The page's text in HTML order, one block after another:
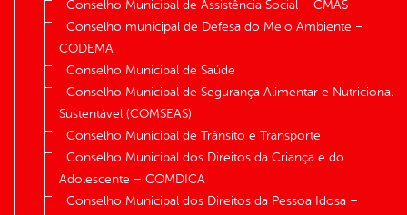
Conselho Municipal de Assistência Social – CMAS
Conselho municipal de Defesa do Meio Ambiente –
CODEMA
Conselho Municipal de Saúde
Conselho Municipal de Segurança Alimentar e Nutricional
Sustentável (COMSEAS)
Conselho Municipal de Trânsito e Transporte
Conselho Municipal dos Direitos da Criança e do
Adolescente – COMDICA
Conselho Municipal dos Direitos da Pessoa Idosa –